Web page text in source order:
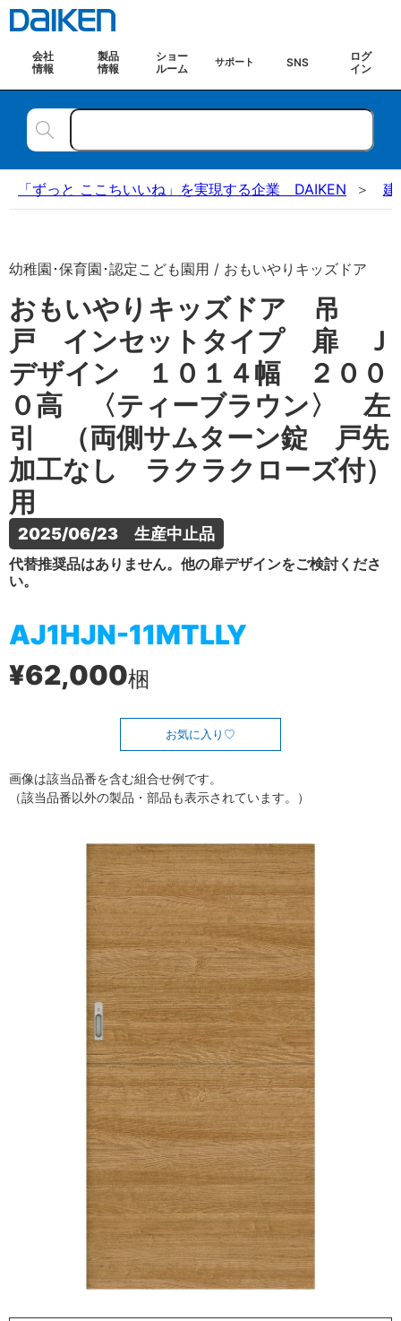
会社
情報
製品
情報
ショー
ルーム
サポート SNS
ログ
イン
「ずっと ここちいいね」を実現する企業 DAIKEN 建
幼稚園･保育園･認定こども園用 / おもいやりキッズドア
おもいやりキッズドア 吊
戸 インセットタイプ 扉 Ｊ
デザイン １０１４幅 ２００
０高 〈ティーブラウン〉 左
引 （両側サムターン錠 戸先
加工なし ラクラクローズ付）
用
2025/06/23　生産中止品
代替推奨品はありません。他の扉デザインをご検討くださ
い。
AJ1HJN-11MTLLY
¥62,000梱
お気に入り
画像は該当品番を含む組合せ例です。
（該当品番以外の製品・部品も表示されています。）